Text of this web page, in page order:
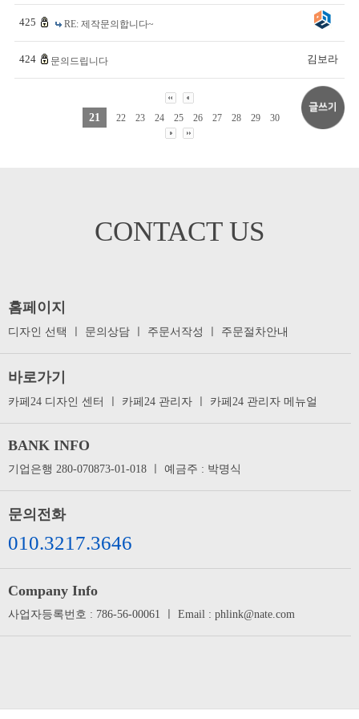
425 RE: 제작문의합니다~
424 문의드립니다 김보라
21 22 23 24 25 26 27 28 29 30
CONTACT US
홈페이지
디자인 선택 문의상담 주문서작성 주문절차안내
바로가기
카페24 디자인 센터 카페24 관리자 카페24 관리자 메뉴얼
BANK INFO
기업은행 280-070873-01-018 ㅣ 예금주 : 박명식
문의전화
010.3217.3646
Company Info
사업자등록번호 : 786-56-00061 ㅣ Email : phlink@nate.com